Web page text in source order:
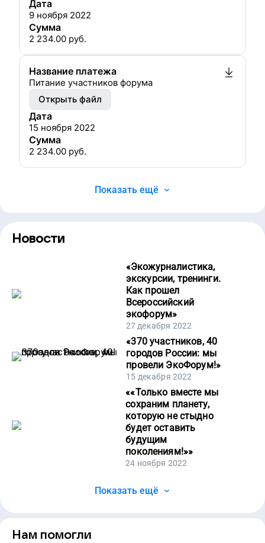
Дата
9 ноября 2022
Сумма
2 234.00 руб.
Название платежа
Питание участников форума
Открыть файл
Дата
15 ноября 2022
Сумма
2 234.00 руб.
Показать ещё
Новости
«Экожурналистика,
экскурсии, тренинги.
Как прошел
Всероссийский
экофорум»
27 декабря 2022
«370 участников, 40
городов России: мы
провели ЭкоФорум!»
15 декабря 2022
««Только вместе мы
сохраним планету,
которую не стыдно
будет оставить
будущим
поколениям!»»
24 ноября 2022
Показать ещё
Нам помогли